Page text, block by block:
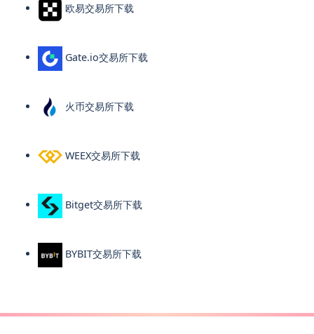
欧易交易所下载
Gate.io交易所下载
火币交易所下载
WEEX交易所下载
Bitget交易所下载
BYBIT交易所下载